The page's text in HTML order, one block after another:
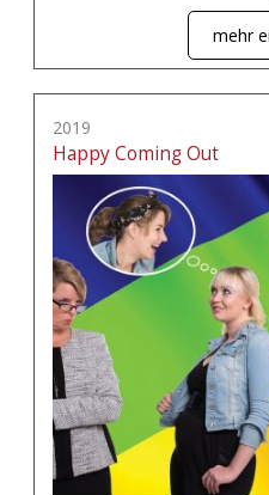
mehr
2019
Happy Coming Out